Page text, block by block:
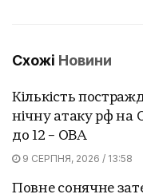
Схожі Новини
Кількість
нічну атаку рф на
до 12 – ОВА
9 СЕРПНЯ, 2026 / 13:58
Повне сонячне